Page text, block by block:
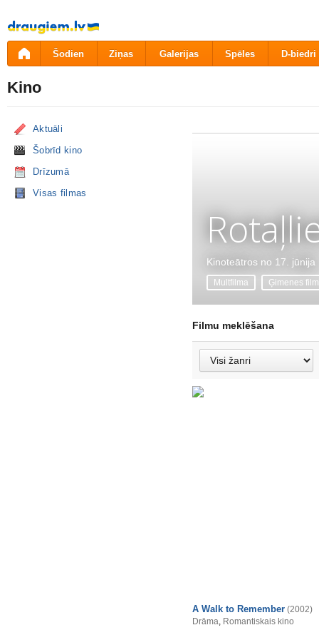
Pāriet
uz
saturu
Šodien Ziņas Galerijas Spēles D-biedri
Kino
Aktuāli
Šobrīd kino
Drīzumā
Visas filmas
Kinoteātros no 17. jūnija
Multfilma Ģimenes
Filmu meklēšana
A Walk to Remember (2002)
Drāma, Romantiskais kino